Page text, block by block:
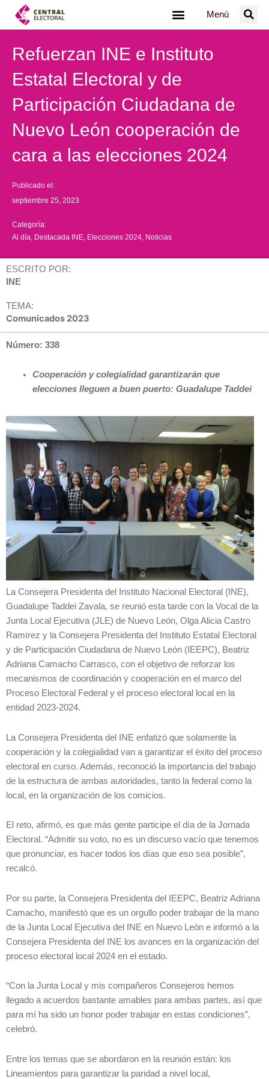
Menú
Refuerzan INE e Instituto
Estatal Electoral y de
Participación Ciudadana de
Nuevo León cooperación de
cara a las elecciones 2024
Publicado el:
septiembre 25, 2023
Categoría:
Al día Destacada INE Elecciones 2024 Noticias
ESCRITO POR:
INE
TEMA:
Comunicados 2023
Número: 338
Cooperación y colegialidad garantizarán que
elecciones lleguen a buen puerto: Guadalupe Taddei
La Consejera Presidenta del Instituto Nacional Electoral (INE),
Guadalupe Taddei Zavala, se reunió esta tarde con la Vocal de la
Junta Local Ejecutiva (JLE) de Nuevo León, Olga Alicia Castro
Ramírez y la Consejera Presidenta del Instituto Estatal Electoral
y de Participación Ciudadana de Nuevo León (IEEPC), Beatriz
Adriana Camacho Carrasco, con el objetivo de reforzar los
mecanismos de coordinación y cooperación en el marco del
Proceso Electoral Federal y el proceso electoral local en la
entidad 2023-2024.
La Consejera Presidenta del INE enfatizó que solamente la
cooperación y la colegialidad van a garantizar el éxito del proceso
electoral en curso. Además, reconoció la importancia del trabajo
de la estructura de ambas autoridades, tanto la federal como la
local, en la organización de los comicios.
El reto, afirmó, es que más gente participe el día de la Jornada
Electoral. “Admitir su voto, no es un discurso vacío que tenemos
que pronunciar, es hacer todos los días que eso sea posible”,
recalcó.
Por su parte, la Consejera Presidenta del IEEPC, Beatriz Adriana
Camacho, manifestó que es un orgullo poder trabajar de la mano
de la Junta Local Ejecutiva del INE en Nuevo León e informó a la
Consejera Presidenta del INE los avances en la organización del
proceso electoral local 2024 en el estado.
“Con la Junta Local y mis compañeros Consejeros hemos
llegado a acuerdos bastante amables para ambas partes, así que
para mí ha sido un honor poder trabajar en estas condiciones”,
celebró.
Entre los temas que se abordaron en la reunión están: los
Lineamientos para garantizar la paridad a nivel local,